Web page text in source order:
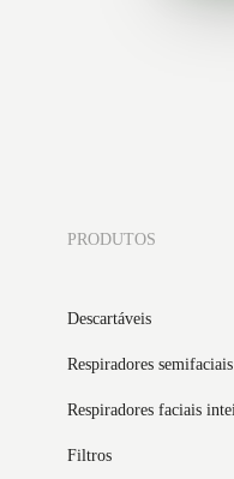
PRODUTOS
Descartáveis
Respiradores semifaciais
Respiradores faciais
Filtros